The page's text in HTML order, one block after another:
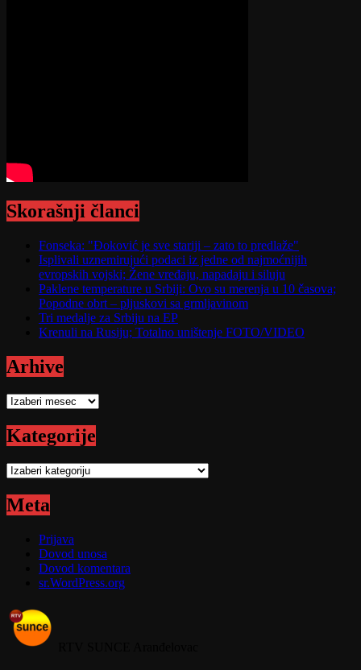
Skorašnji članci
Fonseka: "Đoković je sve stariji – zato to predlaže"
Isplivali uznemirujući podaci iz jedne od najmoćnijih
evropskih vojski; Žene vređaju, napadaju i siluju
Paklene temperature u Srbiji: Ovo su merenja u 10 časova;
Popodne obrt – pljuskovi sa grmljavinom
Tri medalje za Srbiju na EP
Krenuli na Rusiju; Totalno uništenje FOTO/VIDEO
Arhive
Arhive
Kategorije
Kategorije
Meta
Prijava
Dovod unosa
Dovod komentara
sr.WordPress.org